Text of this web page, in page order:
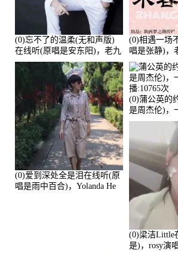
(0)忘不了的温柔(无和声版)
在线听(原唱是安东阳)，老九
演唱点播:17392次
(0)相遇一场
唱是张静)，
播:11453次
(0)爱到深处全是泪在线听(原
唱是雨中百合)，Yolanda He
(0)蒲公英的
是周杰伦)，
播:10765次
(0)梁洁Little
是)，rosy演